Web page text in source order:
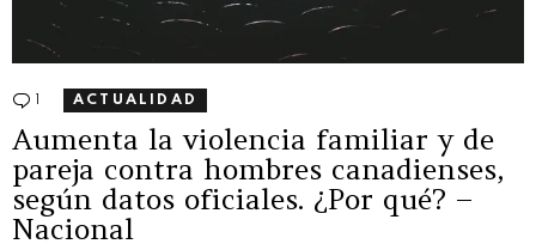
Comentario
ACTUALIDAD
Aumenta la violencia familiar y de
pareja contra hombres canadienses,
según datos oficiales. ¿Por qué? –
Nacional